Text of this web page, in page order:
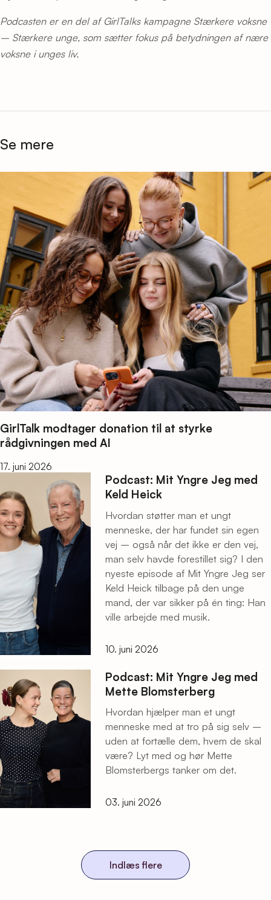
Podcasten er en del af GirlTalks kampagne Stærkere voksne
– Stærkere unge, som sætter fokus på betydningen af nære
voksne i unges liv.
Se mere
GirlTalk modtager donation til at styrke
rådgivningen med AI
17. juni 2026
Podcast: Mit Yngre Jeg med
Keld Heick
Hvordan støtter man et ungt
menneske, der har fundet sin egen
vej – også når det ikke er den vej,
man selv havde forestillet sig? I den
nyeste episode af Mit Yngre Jeg ser
Keld Heick tilbage på den unge
mand, der var sikker på én ting: Han
ville arbejde med musik.
10. juni 2026
Podcast: Mit Yngre Jeg med
Mette Blomsterberg
Hvordan hjælper man et ungt
menneske med at tro på sig selv –
uden at fortælle dem, hvem de skal
være? Lyt med og hør Mette
Blomsterbergs tanker om det.
03. juni 2026
Indlæs flere